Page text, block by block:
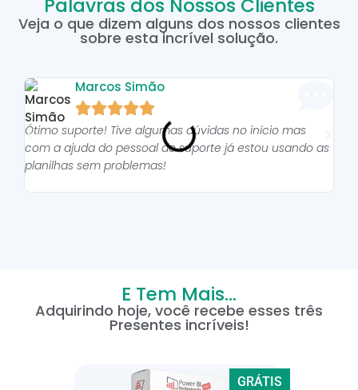
Palavras dos Nossos Clientes
Veja o que dizem alguns dos nossos clientes
sobre esta incrível solução.
Marcos Simão

Ótimo suporte! Tive algumas dúvidas no inicio mas
com a ajuda do pessoal do suporte já estou usando as
planilhas sem problemas!
E Tem Mais...
Adquirindo hoje, você recebe esses três
Presentes incríveis!
GRÁTIS